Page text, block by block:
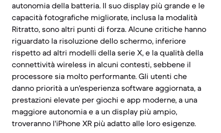
autonomia della batteria. Il suo display più grande e le
capacità fotografiche migliorate, inclusa la modalità
Ritratto, sono altri punti di forza. Alcune critiche hanno
riguardato la risoluzione dello schermo, inferiore
rispetto ad altri modelli della serie X, e la qualità della
connettività wireless in alcuni contesti, sebbene il
processore sia molto performante. Gli utenti che
danno priorità a un'esperienza software aggiornata, a
prestazioni elevate per giochi e app moderne, a una
maggiore autonomia e a un display più ampio,
troveranno l'iPhone XR più adatto alle loro esigenze.